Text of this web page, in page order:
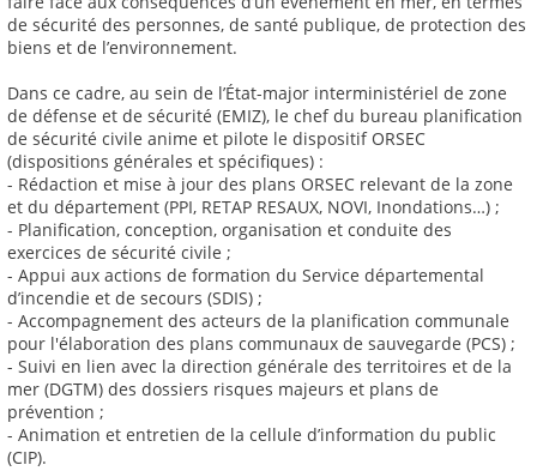
de sécurité des personnes, de santé publique, de protection des
biens et de l’environnement.
Dans ce cadre, au sein de l’État-major interministériel de zone
de défense et de sécurité (EMIZ), le chef du bureau planification
de sécurité civile anime et pilote le dispositif ORSEC
(dispositions générales et spécifiques) :
- Rédaction et mise à jour des plans ORSEC relevant de la zone
et du département (PPI, RETAP RESAUX, NOVI, Inondations…) ;
- Planification, conception, organisation et conduite des
exercices de sécurité civile ;
- Appui aux actions de formation du Service départemental
d’incendie et de secours (SDIS) ;
- Accompagnement des acteurs de la planification communale
pour l'élaboration des plans communaux de sauvegarde (PCS) ;
- Suivi en lien avec la direction générale des territoires et de la
mer (DGTM) des dossiers risques majeurs et plans de
prévention ;
- Animation et entretien de la cellule d’information du public
(CIP).